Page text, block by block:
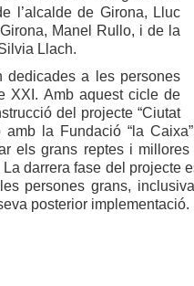
l’alcalde de Girona, Lluc
Manel Rullo, i de la
Llach.
dedicades a les persones
XXI. Amb aquest cicle de
del projecte “Ciutat
la Fundació “la
els grans reptes i
darrera fase del projecte
persones grans,
posterior implementació.